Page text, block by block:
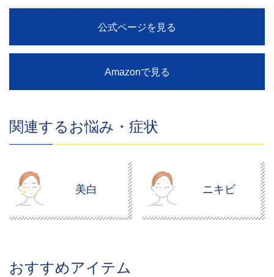
公式ページを見る
Amazonで見る
関連するお悩み・症状
美白 ニキビ
おすすめアイテム